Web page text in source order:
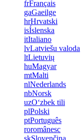
frFrançais
gaGaeilge
hrHrvatski
isÍslenska
itItaliano
lvLatviešu valoda
ltLietuvių
huMagyar
mtMalti
nlNederlands
nbNorsk
uzOʻzbek tili
plPolski
ptPortuguês
roromânesc
skSlovenčina